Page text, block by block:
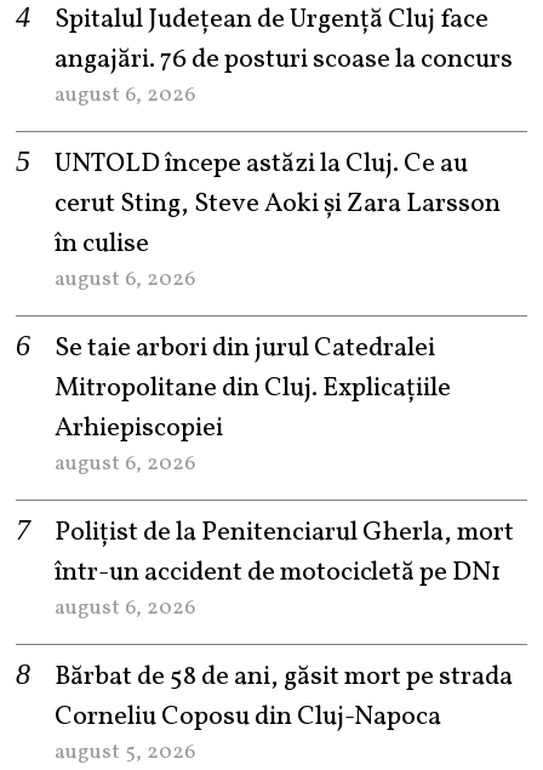
Spitalul Județean de Urgență Cluj face
angajări. 76 de posturi scoase la concurs
august 6, 2026
UNTOLD începe astăzi la Cluj. Ce au
cerut Sting, Steve Aoki și Zara Larsson
în culise
august 6, 2026
Se taie arbori din jurul Catedralei
Mitropolitane din Cluj. Explicațiile
Arhiepiscopiei
august 6, 2026
Polițist de la Penitenciarul Gherla, mort
într-un accident de motocicletă pe DN1
august 6, 2026
Bărbat de 58 de ani, găsit mort pe strada
Corneliu Coposu din Cluj-Napoca
august 5, 2026